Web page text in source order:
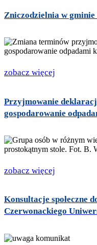
Zniczodzielnia w
zobacz więcej
Przyjmowanie
gospodarowanie
zobacz więcej
Konsultacje społeczne
Czerwonackiego